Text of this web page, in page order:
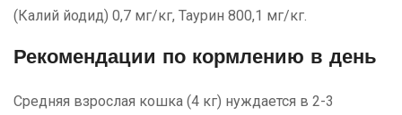
(Калий йодид) 0,7 мг/кг, Таурин 800,1 мг/кг.
Рекомендации по кормлению в день
Средняя взрослая кошка (4 кг) нуждается в 2-3